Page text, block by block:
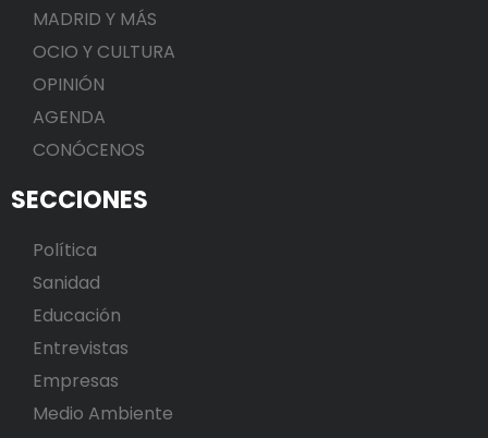
MADRID Y MÁS
OCIO Y CULTURA
OPINIÓN
AGENDA
CONÓCENOS
SECCIONES
Política
Sanidad
Educación
Entrevistas
Empresas
Medio Ambiente